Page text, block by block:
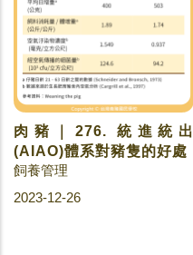
肉豬｜276. 統進統出
(AIAO)體系對豬隻的好處
飼養管理
2023-12-26